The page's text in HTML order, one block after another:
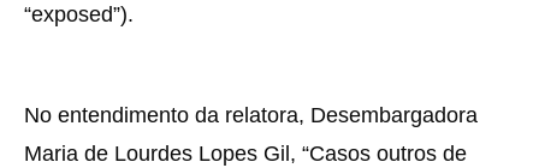
“exposed”).
No entendimento da relatora, Desembargadora
Maria de Lourdes Lopes Gil, “Casos outros de